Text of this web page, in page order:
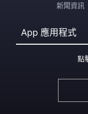
新聞資訊
App 應用程式
點